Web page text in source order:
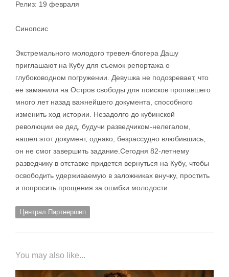
Релиз: 19 февраля
Синопсис
Экстремального молодого тревел-блогера Дашу
приглашают на Кубу для съемок репортажа о
глубоководном погружении. Девушка не подозревает, что
ее заманили на Остров свободы для поисков пропавшего
много лет назад важнейшего документа, способного
изменить ход истории. Незадолго до кубинской
революции ее дед, будучи разведчиком-нелегалом,
нашел этот документ, однако, безрассудно влюбившись,
он не смог завершить задание.Сегодня 82-летнему
разведчику в отставке придется вернуться на Кубу, чтобы
освободить удерживаемую в заложниках внучку, простить
и попросить прощения за ошибки молодости.
Централ Партнершип
You may also like...